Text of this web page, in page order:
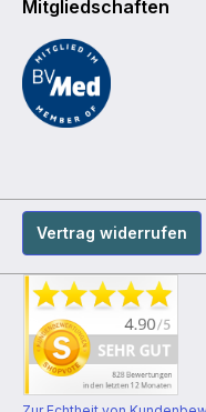
Mitgliedschaften
Vertrag widerrufen